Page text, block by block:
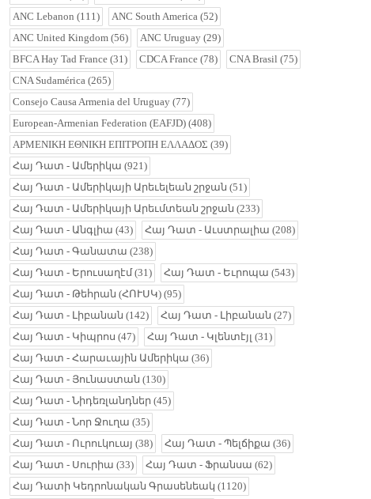
ANC Lebanon (111) ANC South America (52)
ANC United Kingdom (56) ANC Uruguay (29)
BFCA Hay Tad France (31) CDCA France (78) CNA Brasil (75)
CNA Sudamérica (265)
Consejo Causa Armenia del Uruguay (77)
European-Armenian Federation (EAFJD) (408)
ΑΡΜΕΝΙΚΗ ΕΘΝΙΚΗ ΕΠΙΤΡΟΠΗ ΕΛΛΑΔΟΣ (39)
Հայ Դատ - Ամերիկա (921)
Հայ Դատ - Ամերիկայի Արեւելեան շրջան (51)
Հայ Դատ - Ամերիկայի Արեւմտեան շրջան (233)
Հայ Դատ - Անգլիա (43) Հայ Դատ - Աւստրալիա (208)
Հայ Դատ - Գանատա (238)
Հայ Դատ - Երուսաղէմ(31) Հայ Դատ - Եւրոպա (543)
Հայ Դատ - Թեհրան (ՀՈՒՍԿ) (95)
Հայ Դատ - Լիբանան (142) Հայ Դատ - Լիբանան (27)
Հայ Դատ - Կիպրոս (47) Հայ Դատ - Կլենտէյլ (31)
Հայ Դատ - Հարաւային Ամերիկա (36)
Հայ Դատ - Յունաստան (130)
Հայ Դատ - Նիդեռլանդներ (45)
Հայ Դատ - Նոր Ջուղա (35)
Հայ Դատ - Ուրուկուայ (38) Հայ Դատ - Պելճիքա (36)
Հայ Դատ - Սուրիա (33) Հայ Դատ - Ֆրանսա (62)
Հայ Դատի Կեդրոնական Գրասենեակ (1120)